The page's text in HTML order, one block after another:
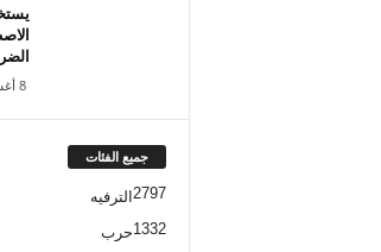
8 أغسطس، 2026
جميع الفئات
الترفيه 2797
حرب1332